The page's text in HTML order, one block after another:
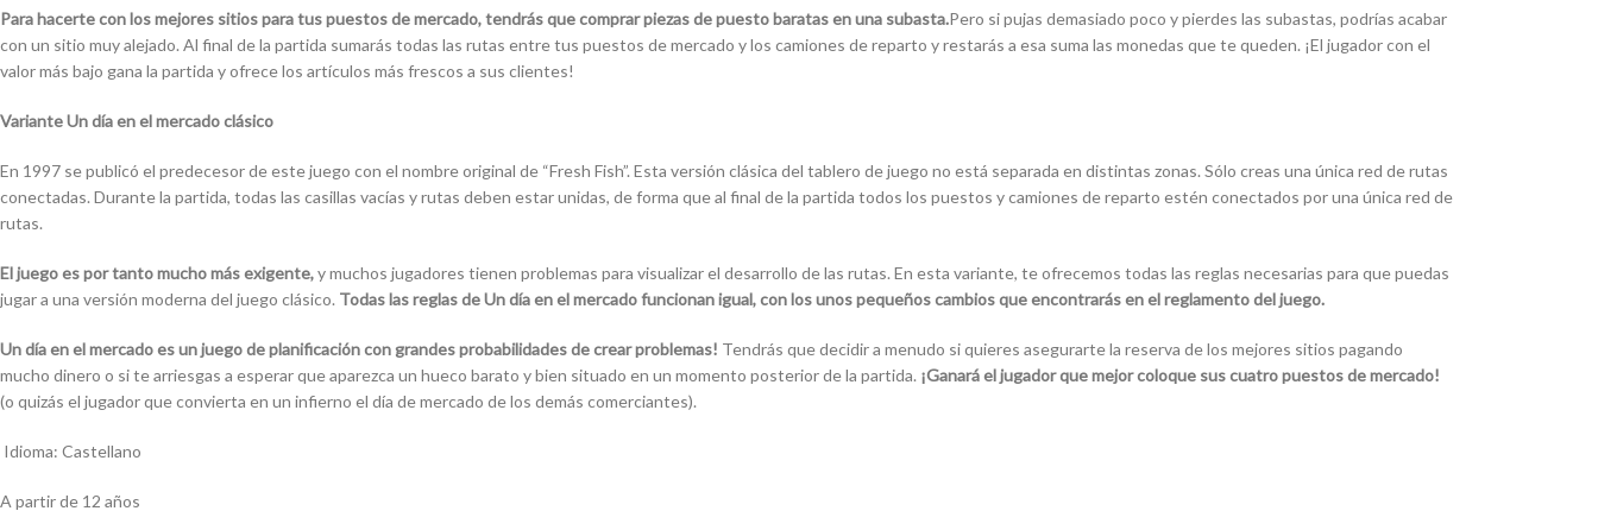
Para hacerte con los mejores sitios para tus puestos de mercado, tendrás que comprar piezas de puesto baratas en una subasta.Pero si pujas demasiado poco y pierdes las subastas, podrías acabar
con un sitio muy alejado. Al final de la partida sumarás todas las rutas entre tus puestos de mercado y los camiones de reparto y restarás a esa suma las monedas que te queden. ¡El jugador con el
valor más bajo gana la partida y ofrece los artículos más frescos a sus clientes!
Variante Un día en el mercado clásico
En 1997 se publicó el predecesor de este juego con el nombre original de “Fresh Fish”. Esta versión clásica del tablero de juego no está separada en distintas zonas. Sólo creas una única red de rutas
conectadas. Durante la partida, todas las casillas vacías y rutas deben estar unidas, de forma que al final de la partida todos los puestos y camiones de reparto estén conectados por una única red de
rutas.
El juego es por tanto mucho más exigente,y muchos jugadores tienen problemas para visualizar el desarrollo de las rutas. En esta variante, te ofrecemos todas las reglas necesarias para que puedas
jugar a una versión moderna del juego clásico. Todas las reglas de Un día en el mercado funcionan igual, con los unos pequeños cambios que encontrarás en el reglamento del juego.
Un día en el mercadoes un juego de planificación con grandes probabilidades de crear problemas! Tendrás que decidir a menudo si quieres asegurarte la reserva de los mejores sitios pagando
mucho dinero o si te arriesgas a esperar que aparezca un hueco barato y bien situado en un momento posterior de la partida. ¡Ganará el jugador que mejor coloque sus cuatro puestos de mercado!
(o quizás el jugador que convierta en un infierno el día de mercado de los demás comerciantes).
Idioma: Castellano
A partir de 12 años